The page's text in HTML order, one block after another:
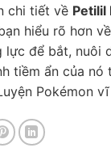
chi tiết về Petilil
hiểu rõ hơn
lực để bắt, nuôi
tiềm ẩn của nó
Pokémon vĩ